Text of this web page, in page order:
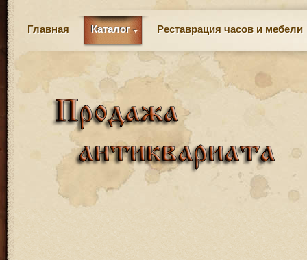
Главная Каталог Реставрация часов и мебели